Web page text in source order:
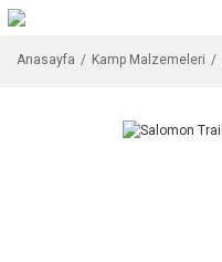
Anasayfa Kamp Malzemeleri